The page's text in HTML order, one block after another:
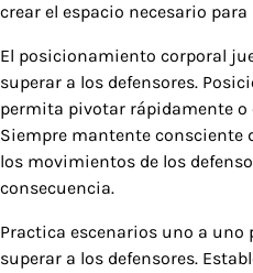
crear el espacio necesario
El posicionamiento corporal
superar a los defensores.
permita pivotar rápidamente o
Siempre mantente
los movimientos de los
consecuencia.
Practica escenarios uno a
superar a los defensores.